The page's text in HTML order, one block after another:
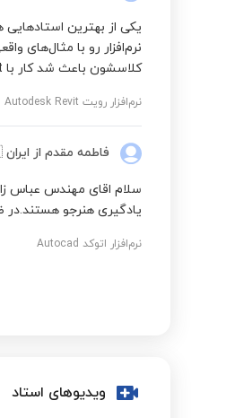
نرم‌افزار رو با مثال‌های
کلاسشون باعث شد کار با Revit برام راحت و لذت‌بخش بشه.
نرم‌افزار رویت Autodesk Revit
فاطمه مقدم از ایران
سلام اقای مهندس عباس
یادگیری هنرجو هستند.در
نرم‌افزار اتوکد Autocad
ویدیوهای استاد